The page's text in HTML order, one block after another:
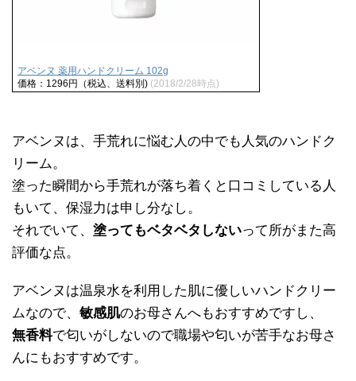
アベンヌ 薬用ハンドクリーム 102g
価格：1296円（税込、送料別) (2018/2/28時点)
アベンヌは、手荒れに悩む人の中でも人気のハンドク
リーム。
塗った瞬間から手荒れが落ち着くと口コミしている人
もいて、保湿力は申し分なし。
それでいて、 塗ってもベタベタしないって所がまた高
評価な点。
アベンヌは温泉水を利用した肌に優しいハンドクリー
ムなので、 敏感肌のお母さんへもおすすめですし、
無香料で匂いがしないので職場や匂いが苦手なお母さ
んにもおすすめです。